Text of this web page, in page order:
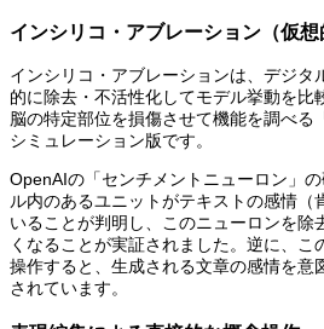
インシリコ・アブレーション（仮想
インシリコ・アブレーションは、デジタ
的に除去・不活性化してモデル挙動を比
脳の特定部位を損傷させて機能を調べる
シミュレーション版です。
OpenAIの「センチメントニューロン」
ル内のあるユニットがテキストの感情（
いることが判明し、このニューロンを除
くなることが実証されました。逆に、こ
操作すると、生成される文章の感情を意
されています。